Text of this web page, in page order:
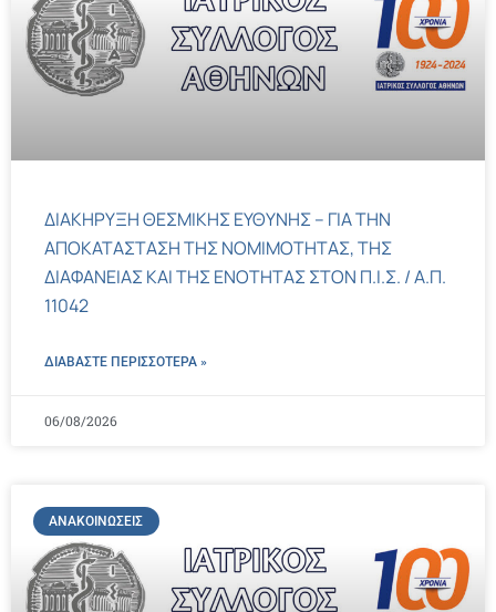
ΔΙΑΚΗΡΥΞΗ ΘΕΣΜΙΚΗΣ ΕΥΘΥΝΗΣ – ΓΙΑ ΤΗΝ
ΑΠΟΚΑΤΑΣΤΑΣΗ ΤΗΣ ΝΟΜΙΜΟΤΗΤΑΣ, ΤΗΣ
ΔΙΑΦΑΝΕΙΑΣ ΚΑΙ ΤΗΣ ΕΝΟΤΗΤΑΣ ΣΤΟΝ Π.Ι.Σ. / Α.Π.
11042
ΔΙΑΒΑΣΤΕ ΠΕΡΙΣΣΌΤΕΡΑ »
06/08/2026
ΑΝΑΚΟΙΝΏΣΕΙΣ